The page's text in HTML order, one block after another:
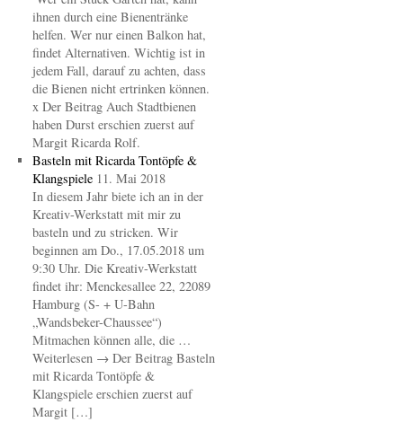
ihnen durch eine Bienentränke
helfen. Wer nur einen Balkon hat,
findet Alternativen. Wichtig ist in
jedem Fall, darauf zu achten, dass
die Bienen nicht ertrinken können.
x Der Beitrag Auch Stadtbienen
haben Durst erschien zuerst auf
Margit Ricarda Rolf.
Basteln mit Ricarda Tontöpfe &
Klangspiele 11. Mai 2018
In diesem Jahr biete ich an in der
Kreativ-Werkstatt mit mir zu
basteln und zu stricken. Wir
beginnen am Do., 17.05.2018 um
9:30 Uhr. Die Kreativ-Werkstatt
findet ihr: Menckesallee 22, 22089
Hamburg (S- + U-Bahn
„Wandsbeker-Chaussee“)
Mitmachen können alle, die …
Weiterlesen → Der Beitrag Basteln
mit Ricarda Tontöpfe &
Klangspiele erschien zuerst auf
Margit […]